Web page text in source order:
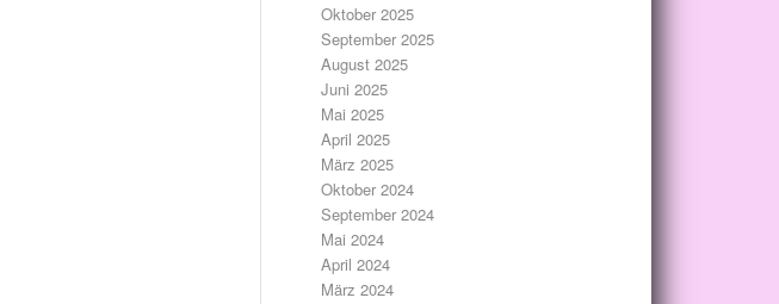
Oktober 2025
September 2025
August 2025
Juni 2025
Mai 2025
April 2025
März 2025
Oktober 2024
September 2024
Mai 2024
April 2024
März 2024